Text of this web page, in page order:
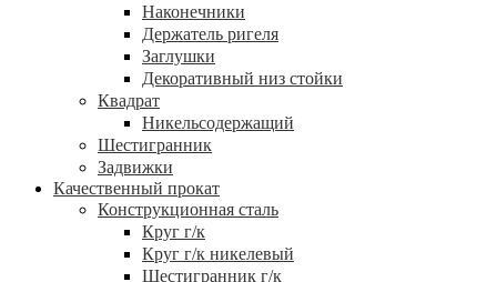
Наконечники
Держатель ригеля
Заглушки
Декоративный низ стойки
Квадрат
Никельсодержащий
Шестигранник
Задвижки
Качественный прокат
Конструкционная сталь
Круг г/к
Круг г/к никелевый
Шестигранник г/к